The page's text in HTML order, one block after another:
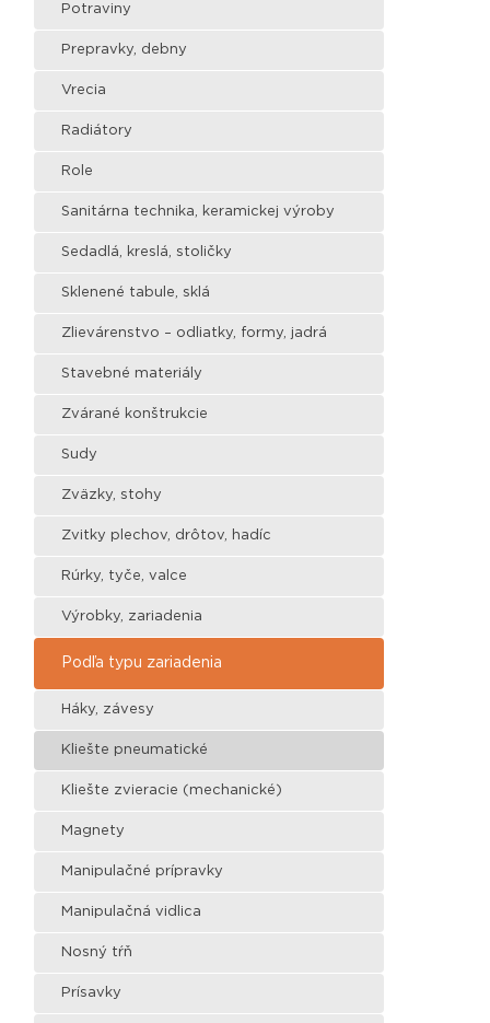
Potraviny
Prepravky, debny
Vrecia
Radiátory
Role
Sanitárna technika, keramickej výroby
Sedadlá, kreslá, stoličky
Sklenené tabule, sklá
Zlievárenstvo – odliatky, formy, jadrá
Stavebné materiály
Zvárané konštrukcie
Sudy
Zväzky, stohy
Zvitky plechov, drôtov, hadíc
Rúrky, tyče, valce
Výrobky, zariadenia
Podľa typu zariadenia
Háky, závesy
Kliešte pneumatické
Kliešte zvieracie (mechanické)
Magnety
Manipulačné prípravky
Manipulačná vidlica
Nosný tŕň
Prísavky